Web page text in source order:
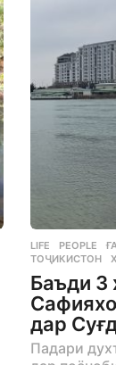
a
g
o
LIFE ,PEOPLE
ТОҶИКИСТОН
,
Баъди 3
дар
Падари